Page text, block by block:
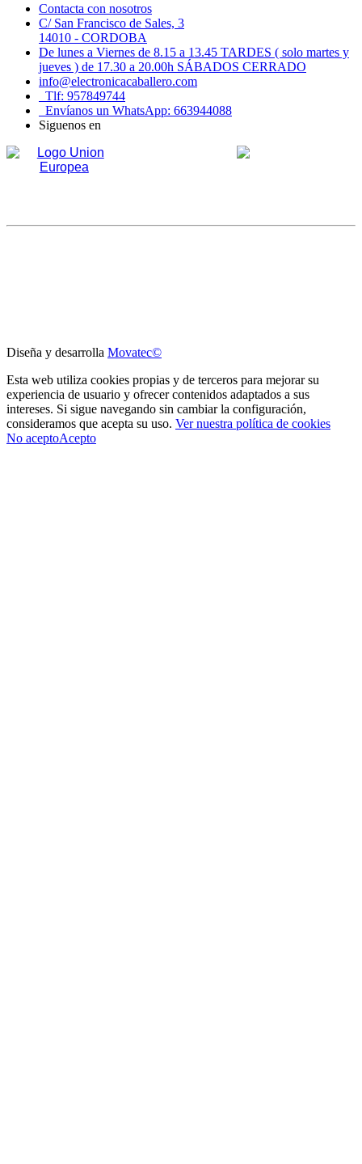
Contacta con nosotros
C/ San Francisco de Sales, 3
14010 - CORDOBA
De lunes a Viernes de 8.15 a 13.45 TARDES ( solo martes y
jueves ) de 17.30 a 20.00h SÁBADOS CERRADO
info@electronicacaballero.com
Tlf: 957849744
Envíanos un WhatsApp: 663944088
Siguenos en
Diseña y desarrolla Movatec©
Esta web utiliza cookies propias y de terceros para mejorar su
experiencia de usuario y ofrecer contenidos adaptados a sus
intereses. Si sigue navegando sin cambiar la configuración,
consideramos que acepta su uso. Ver nuestra política de cookies
No aceptoAcepto